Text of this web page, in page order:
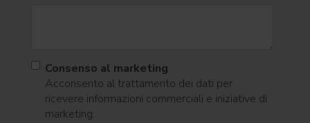
Consenso al marketing
Acconsento al trattamento dei dati per
ricevere informazioni commerciali e iniziative di
marketing.